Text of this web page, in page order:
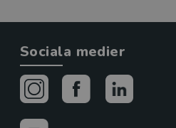
Sociala medier